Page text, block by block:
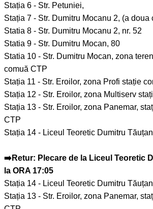
Stația 6 - Str. Petuniei,
Stația 7 - Str. Dumitru Mocanu 2, (a doua
Statia 8 - Str. Dumitru Mocanu 2, nr. 52
Statia 9 - Str. Dumitru Mocan, 80
Statia 10 - Str. Dumitru Mocan, zona
comuă CTP
Stația 11 - Str. Eroilor, zona Profi stație
Stația 12 - Str. Eroilor, zona Multiserv
Stația 13 - Str. Eroilor, zona Panemar,
CTP
Stația 14 - Liceul Teoretic Dumitru Tăuțan
➡️Retur: Plecare de la Liceul Teoretic
la ORA 17:05
Stația 14 - Liceul Teoretic Dumitru Tăuțan
Stația 13 - Str. Eroilor, zona Panemar,